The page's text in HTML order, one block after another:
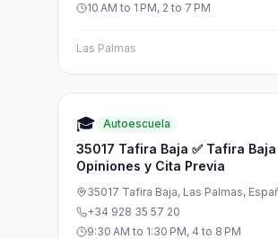
10 AM to 1 PM, 2 to 7 PM
Las Palmas
🎓 Autoescuela
35017 Tafira Baja ✅ Tafira
Opiniones y Cita Previa
35017 Tafira Baja, Las Palmas,
+34 928 35 57 20
9:30 AM to 1:30 PM, 4 to 8 PM